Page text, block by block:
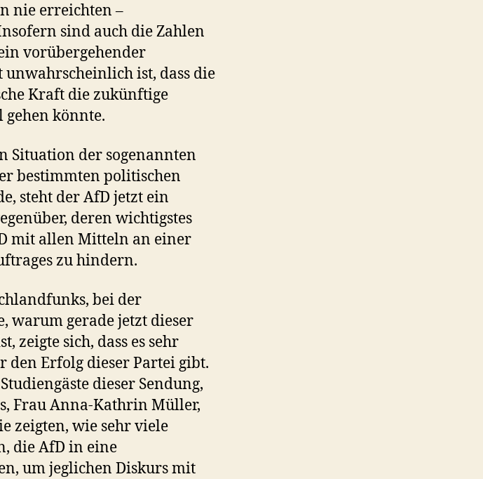
nie erreichten –
sind auch die Zahlen
vorübergehender
unwahrscheinlich ist, dass die
Kraft die zukünftige
gehen könnte.
Situation der sogenannten
bestimmten politischen
steht der AfD jetzt ein
deren wichtigstes
mit allen Mitteln an einer
zu hindern.
bei der
warum gerade jetzt dieser
zeigte sich, dass es sehr
Erfolg dieser Partei gibt.
dieser Sendung,
Frau Anna-Kathrin Müller,
zeigten, wie sehr viele
die AfD in eine
um jeglichen Diskurs mit